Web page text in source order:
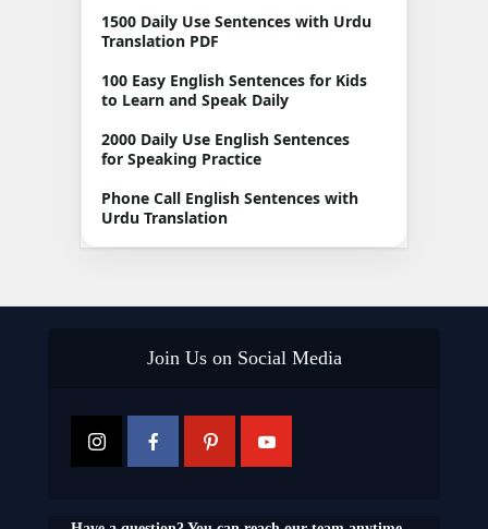
1500 Daily Use Sentences with Urdu
Translation PDF
100 Easy English Sentences for Kids
to Learn and Speak Daily
2000 Daily Use English Sentences
for Speaking Practice
Phone Call English Sentences with
Urdu Translation
Join Us on Social Media